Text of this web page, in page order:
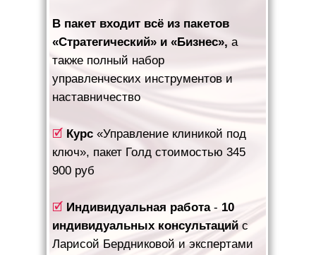
В пакет входит всё из пакетов
«Стратегический» и «Бизнес», а
также полный набор
управленческих инструментов и
наставничество
🗹 Курс «Управление клиникой под
ключ», пакет Голд стоимостью 345
900 руб
🗹 Индивидуальная работа- 10
индивидуальных консультаций с
Ларисой Бердниковой и экспертами